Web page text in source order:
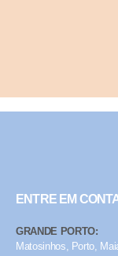
ENTRE EM
GRANDE PORTO:
Matosinhos, Porto,